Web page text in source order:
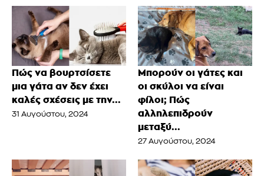
Πώς να βουρτσίσετε
μια γάτα αν δεν έχει
καλές σχέσεις με την...
31 Αυγούστου, 2024
Μπορούν οι γάτες και
οι σκύλοι να είναι
φίλοι; Πώς
αλληλεπιδρούν
μεταξύ...
27 Αυγούστου, 2024